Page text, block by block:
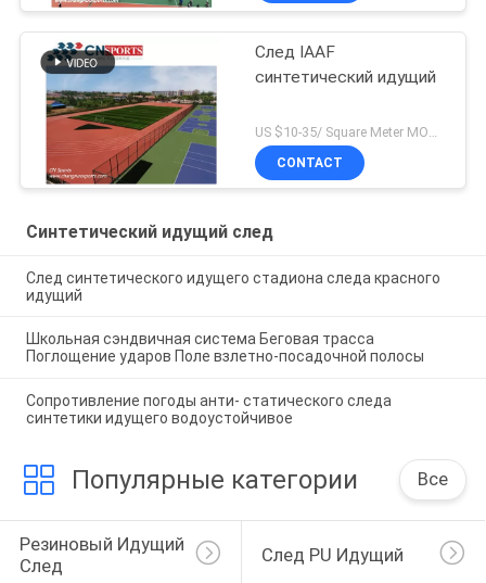
След IAAF
синтетический идущий
CONTACT
Синтетический идущий след
След синтетического идущего стадиона следа красного
идущий
Школьная сэндвичная система Беговая трасса
Поглощение ударов Поле взлетно-посадочной полосы
Сопротивление погоды анти- статического следа
синтетики идущего водоустойчивое
Популярные категории Все
Резиновый Идущий
След
След PU Идущий